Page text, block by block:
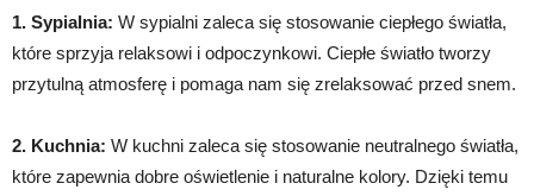
1. Sypialnia: W sypialni zaleca się stosowanie ciepłego światła,
które sprzyja relaksowi i odpoczynkowi. Ciepłe światło tworzy
przytulną atmosferę i pomaga nam się zrelaksować przed snem.
2. Kuchnia: W kuchni zaleca się stosowanie neutralnego światła,
które zapewnia dobre oświetlenie i naturalne kolory. Dzięki temu